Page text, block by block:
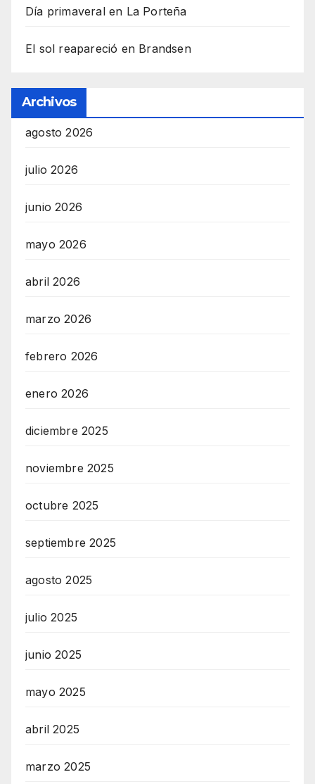
Día primaveral en La Porteña
El sol reapareció en Brandsen
Archivos
agosto 2026
julio 2026
junio 2026
mayo 2026
abril 2026
marzo 2026
febrero 2026
enero 2026
diciembre 2025
noviembre 2025
octubre 2025
septiembre 2025
agosto 2025
julio 2025
junio 2025
mayo 2025
abril 2025
marzo 2025